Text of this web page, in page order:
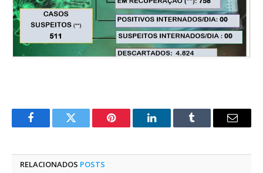
FacebookTwitter Pinterest O
Tumblr
E-
RELACIONADOS POSTS